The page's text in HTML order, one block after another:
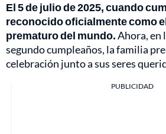
El 5 de julio de 2025, cuando
reconocido oficialmente como
prematuro del mundo.Ahora, en
segundo cumpleaños, la familia
celebración junto a sus seres
PUBLICIDAD